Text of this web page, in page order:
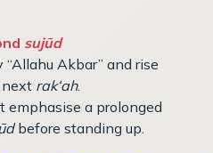
sujūd
“Allahu Akbar” and rise
rak‘ah.
emphasise a prolonged
before standing up.